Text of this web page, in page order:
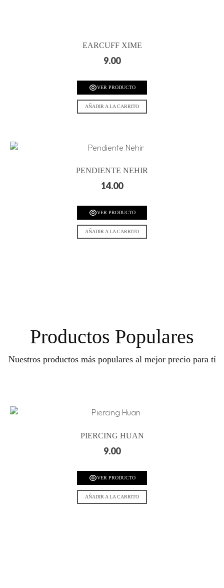
EARCUFF XIME
9.00
VER PRODUCTO
AÑADIR A LA CARRITO
PENDIENTE NEHIR
14.00
VER PRODUCTO
AÑADIR A LA CARRITO
Productos Populares
Nuestros productos más populares al mejor precio para tí
PIERCING HUAN
9.00
VER PRODUCTO
AÑADIR A LA CARRITO